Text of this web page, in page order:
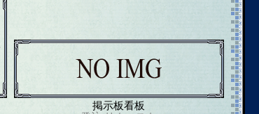
掲示板看板